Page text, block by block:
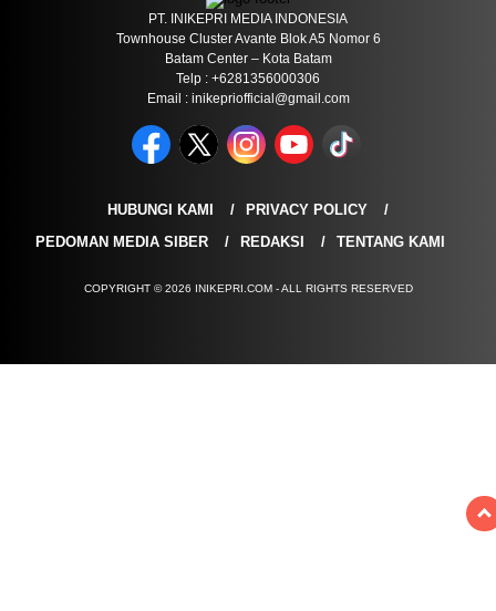
PT. INIKEPRI MEDIA INDONESIA
Townhouse Cluster Avante Blok A5 Nomor 6
Batam Center – Kota Batam
Telp : +6281356000306
Email : inikepriofficial@gmail.com
HUBUNGI KAMI
PRIVACY POLICY
PEDOMAN MEDIA SIBER
REDAKSI TENTANG KAMI
COPYRIGHT © 2026 INIKEPRI.COM - ALL RIGHTS RESERVED